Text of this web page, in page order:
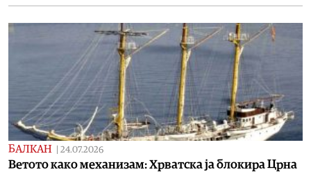
БАЛКАН 24.07.2026
Ветото како механизам: Хрватска ја блокира Црна